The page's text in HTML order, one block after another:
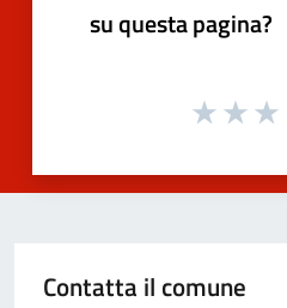
su questa pagina?
Contatta il comune